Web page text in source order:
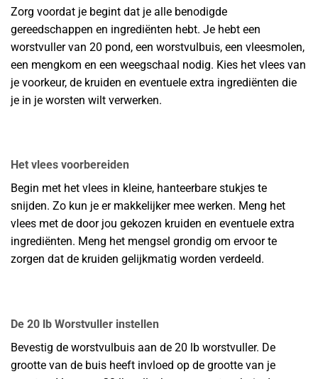
Zorg voordat je begint dat je alle benodigde
gereedschappen en ingrediënten hebt. Je hebt een
worstvuller van 20 pond, een worstvulbuis, een vleesmolen,
een mengkom en een weegschaal nodig. Kies het vlees van
je voorkeur, de kruiden en eventuele extra ingrediënten die
je in je worsten wilt verwerken.
Het vlees voorbereiden
Begin met het vlees in kleine, hanteerbare stukjes te
snijden. Zo kun je er makkelijker mee werken. Meng het
vlees met de door jou gekozen kruiden en eventuele extra
ingrediënten. Meng het mengsel grondig om ervoor te
zorgen dat de kruiden gelijkmatig worden verdeeld.
De 20 lb Worstvuller instellen
Bevestig de worstvulbuis aan de 20 lb worstvuller. De
grootte van de buis heeft invloed op de grootte van je